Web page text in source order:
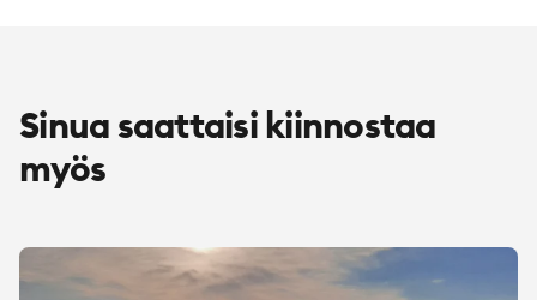
Sinua saattaisi kiinnostaa
myös